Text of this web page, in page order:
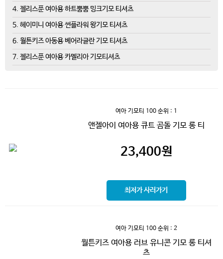
4. 젤리스푼 여아용 하트뿜뿜 밍크기모 티셔츠
5. 헤이미니 여아용 썬플라워 왕기모 티셔츠
6. 월튼키즈 아동용 베어라글란 기모 티셔츠
7. 젤리스푼 여아용 카멜리아 기모티셔츠
여아 기모티 100 순위 : 1
앤젤아이 여아용 큐트 곰돌 기모 롱 티
23,400원
최저가 사러가기
여아 기모티 100 순위 : 2
월튼키즈 여아용 러브 유니콘 기모 롱 티셔
츠